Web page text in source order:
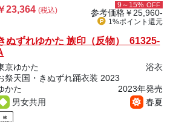
23,364(税込)
9～15% OFF
参考価格￥25,960-
1%ポイント 還元
ぬずれゆかた 族印（反物） 61325-
京ゆかた
浴衣
祭天国・きぬずれ踊衣装 2023
かた
2023年発売
男女共用
春夏